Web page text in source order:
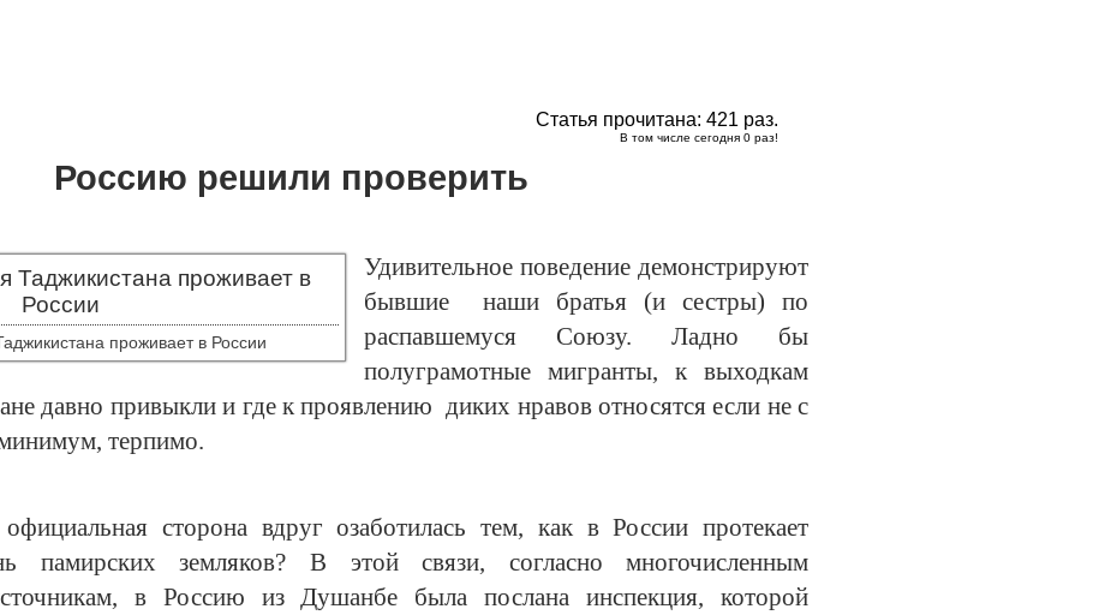
Статья прочитана:421 раз.
В том числе сегодня0 раз!
Россию решили проверить
проживает в России
Удивительное поведение демонстрируют
бывшие наши братья (и сестры) по
распавшемуся Союзу. Ладно бы
полуграмотные мигранты, к выходкам
давно привыкли и где к проявлению диких нравов относятся если не с
терпимо.
сторона вдруг озаботилась тем, как в России протекает
памирских земляков? В этой связи, согласно многочисленным
в Россию из Душанбе была послана инспекция, которой